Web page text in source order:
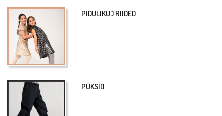
PIDULIKUD RIIDED
PÜKSID